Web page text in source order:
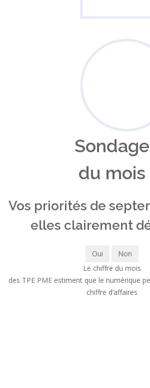
Sondage
du mois
Vos priorités de
elles clairement
Oui
Non
Le chiffre du mois
des TPE PME estiment que le numérique
chiffre d’affaires